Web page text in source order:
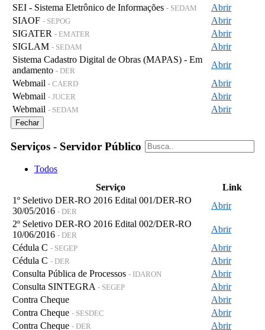
SEI - Sistema Eletrônico de Informações - SEDAM
Abrir
SIAOF - SEPOG
Abrir
SIGATER - EMATER
Abrir
SIGLAM - SEDAM
Abrir
Sistema Cadastro Digital de Obras (MAPAS) - Em
andamento - DER
Abrir
Webmail - CAERD
Abrir
Webmail - JUCER
Abrir
Webmail - SEDAM Abrir
Fechar
Serviços - Servidor Público
Todos
Serviço
Link
1º Seletivo DER-RO 2016 Edital 001/DER-RO
30/05/2016 - DER
Abrir
2º Seletivo DER-RO 2016 Edital 002/DER-RO
10/06/2016 - DER
Abrir
Cédula C - SEGEP
Abrir
Cédula C - DER
Abrir
Consulta Pública de Processos - IDARON
Abrir
Consulta SINTEGRA - SEGEP
Abrir
Contra Cheque
Abrir
Contra Cheque - SESDEC
Abrir
Contra Cheque - DER
Abrir